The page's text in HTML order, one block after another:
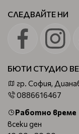
СЛЕДВАЙТЕ НИ
БЮТИ СТУДИО
гр. София,
0886616467
Работно време
всеки ден